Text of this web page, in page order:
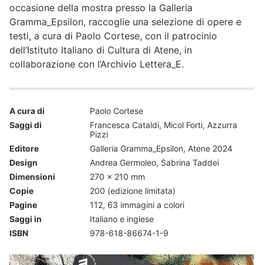
occasione della mostra presso la Galleria
Gramma_Epsilon, raccoglie una selezione di opere e
testi, a cura di Paolo Cortese, con il patrocinio
dell’Istituto Italiano di Cultura di Atene, in
collaborazione con l’Archivio Lettera_E.
A cura di
Paolo Cortese
Saggi di
Francesca Cataldi, Micol Forti, Azzurra
Pizzi
Editore
Galleria Gramma_Epsilon, Atene 2024
Design
Andrea Germoleo, Sabrina Taddei
Dimensioni
270 x 210 mm
Copie
200 (edizione limitata)
Pagine
112, 63 immagini a colori
Saggi in
Italiano e inglese
ISBN
978-618-86674-1-9